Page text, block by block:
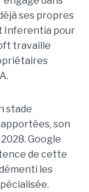
ses propres
Inferentia pour
travaille
stade
son
Google
de cette
les